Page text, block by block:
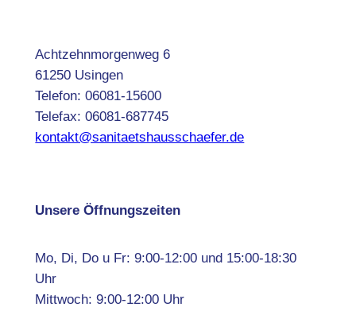
Achtzehnmorgenweg 6
61250 Usingen
Telefon: 06081-15600
Telefax: 06081-687745
kontakt@sanitaetshausschaefer.de
Unsere Öffnungszeiten
Mo, Di, Do u Fr: 9:00-12:00 und 15:00-18:30
Uhr
Mittwoch: 9:00-12:00 Uhr